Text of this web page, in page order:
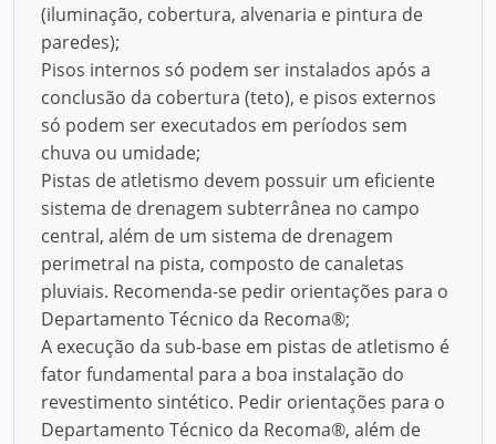
(iluminação, cobertura, alvenaria e pintura de
paredes);
Pisos internos só podem ser instalados após a
conclusão da cobertura (teto), e pisos externos
só podem ser executados em períodos sem
chuva ou umidade;
Pistas de atletismo devem possuir um eficiente
sistema de drenagem subterrânea no campo
central, além de um sistema de drenagem
perimetral na pista, composto de canaletas
pluviais. Recomenda-se pedir orientações para o
Departamento Técnico da Recoma®;
A execução da sub-base em pistas de atletismo é
fator fundamental para a boa instalação do
revestimento sintético. Pedir orientações para o
Departamento Técnico da Recoma®, além de